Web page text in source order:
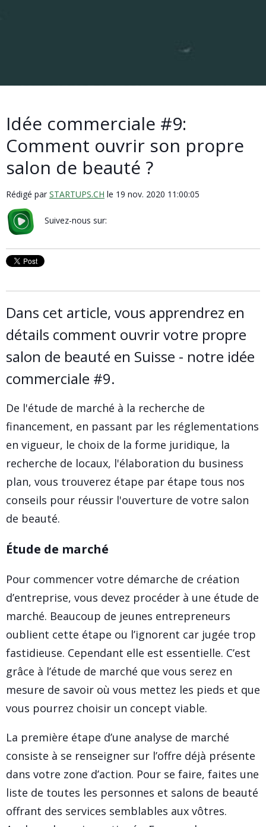
Idée commerciale #9:
Comment ouvrir son propre
salon de beauté ?
Rédigé par STARTUPS.CH le 19 nov. 2020 11:00:05
Suivez-nous sur:
Dans cet article, vous apprendrez en
détails comment ouvrir votre propre
salon de beauté en Suisse - notre idée
commerciale #9.
De l'étude de marché à la recherche de
financement, en passant par les réglementations
en vigueur, le choix de la forme juridique, la
recherche de locaux, l'élaboration du business
plan, vous trouverez étape par étape tous nos
conseils pour réussir l'ouverture de votre salon
de beauté.
Étude de marché
Pour commencer votre démarche de création
d’entreprise, vous devez procéder à une étude de
marché. Beaucoup de jeunes entrepreneurs
oublient cette étape ou l’ignorent car jugée trop
fastidieuse. Cependant elle est essentielle. C’est
grâce à l’étude de marché que vous serez en
mesure de savoir où vous mettez les pieds et que
vous pourrez choisir un concept viable.
La première étape d’une analyse de marché
consiste à se renseigner sur l’offre déjà présente
dans votre zone d’action. Pour se faire, faites une
liste de toutes les personnes et salons de beauté
offrant des services semblables aux vôtres.